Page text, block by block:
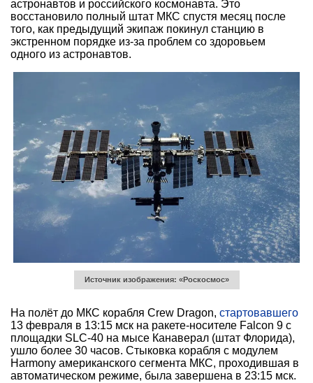
астронавтов и российского космонавта. Это
восстановило полный штат МКС спустя месяц после
того, как предыдущий экипаж покинул станцию в
экстренном порядке из-за проблем со здоровьем
одного из астронавтов.
Источник изображения: «Роскосмос»
На полёт до МКС корабля Crew Dragon, стартовавшего
13 февраля в 13:15 мск на ракете-носителе Falcon 9 с
площадки SLC-40 на мысе Канаверал (штат Флорида),
ушло более 30 часов. Стыковка корабля с модулем
Harmony американского сегмента МКС, проходившая в
автоматическом режиме, была завершена в 23:15 мск.